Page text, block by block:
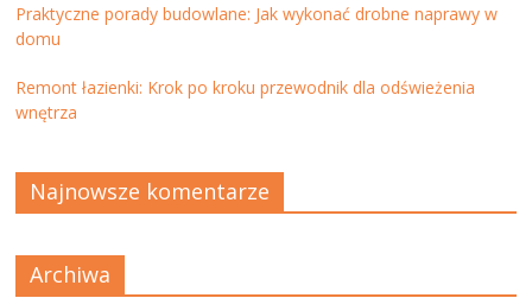
Praktyczne porady budowlane: Jak wykonać drobne naprawy w
domu
Remont łazienki: Krok po kroku przewodnik dla odświeżenia
wnętrza
Najnowsze komentarze
Archiwa